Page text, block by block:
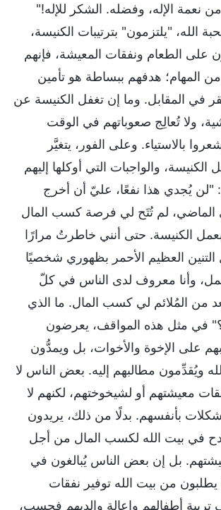
نعمة الإله، وفضله. الشكر للإله!"
الله، "يلتزمون" بترتيبات الكنيسة،
على الطعام ونفقات المعيشة، فإنهم
المهام؛ هدفهم ببساطة هو تأمين
في المقابل. وما إن تغفل الكنيسة عن
ولا تُعالِج صعوباتهم في الوقت
بالاستياء. وعلى الفور، يتغيَّر
والواجبات التي أوكلها إليهم
"لن يُجدي هذا نفعًا، عليّ أن أخرج
الماضي، لم تُتَح لي فرصة كسب المال
الكنيسة. حتى أنني خاطرتُ مرارًا
التنين العظيم الأحمر بظهوري شخصيًا
وأنا معروف لدى الناس في كلّ
من المُلائم لي كسب المال. ما الذي
في مثل هذه المواقف، يعرضون
على الإخوة والأخوات، بل ويمدُّون
ويُقدِّمون مطالبهم إليه. بعض الناس لا
معيشتهم أو لشيخوختهم، لكنهم لا
بأنفسهم. بدلًا من ذلك، يريدون
في بيت الله لكسب المال من أجل
بل إن بعض الناس يُبالغون في
يطلبون من بيت الله توفير نفقات
تربية أطفالهم وإعالة والديهم فحسب،